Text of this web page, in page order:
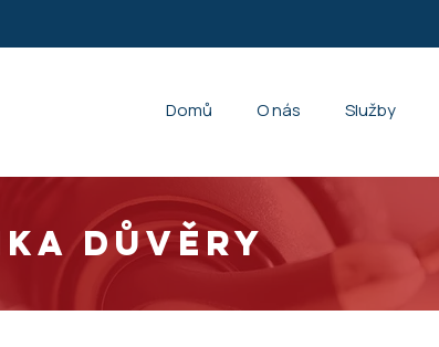
Domů O nás Služby
DŮVĚRY